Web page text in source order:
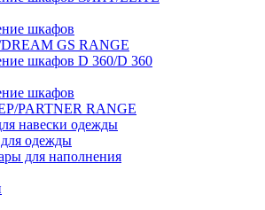
шкафов
GS RANGE
шкафов D 360/D 360
шкафов
PARTNER RANGE
навески одежды
одежды
для наполнения